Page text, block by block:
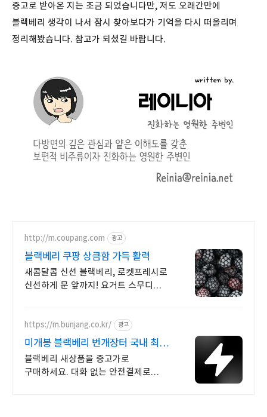
중고로 받아온 지는 조금 되었습니다만, 저도 오래간만에
블랙베리 생각이 나서 잠시 찾아보다가 기억을 다시 떠올리며
정리해봤습니다. 참고가 되셨길 바랍니다.
http://m.coupang.com 광고
블랙베리 쿠팡 상큼함 가득 활력
새콤달콤 신선 블랙베리, 로켓프레시로
신선하게 문 앞까지! 요거트 스무디
https://m.bunjang.co.kr/ 광고
미개봉 블랙베리 번개장터 국내 최대
브랜드 중고거래
블랙베리 새상품을 중고가로
구매하세요. 대화 없는 안전결제로